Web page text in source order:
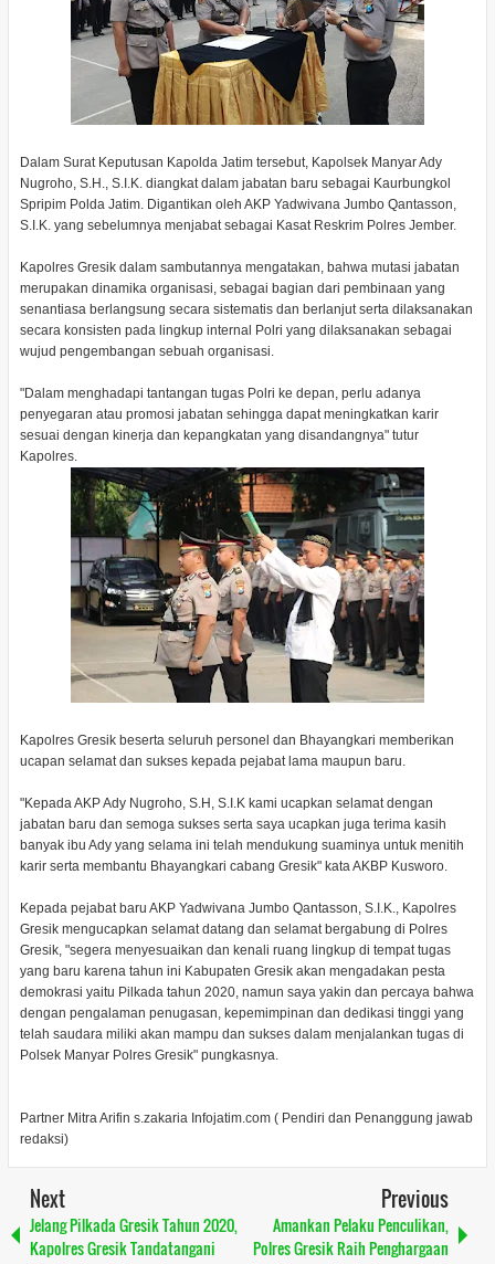
Dalam Surat Keputusan Kapolda Jatim tersebut, Kapolsek Manyar Ady
Nugroho, S.H., S.I.K. diangkat dalam jabatan baru sebagai Kaurbungkol
Spripim Polda Jatim. Digantikan oleh AKP Yadwivana Jumbo Qantasson,
S.I.K. yang sebelumnya menjabat sebagai Kasat Reskrim Polres Jember.
Kapolres Gresik dalam sambutannya mengatakan, bahwa mutasi jabatan
merupakan dinamika organisasi, sebagai bagian dari pembinaan yang
senantiasa berlangsung secara sistematis dan berlanjut serta dilaksanakan
secara konsisten pada lingkup internal Polri yang dilaksanakan sebagai
wujud pengembangan sebuah organisasi.
"Dalam menghadapi tantangan tugas Polri ke depan, perlu adanya
penyegaran atau promosi jabatan sehingga dapat meningkatkan karir
sesuai dengan kinerja dan kepangkatan yang disandangnya" tutur
Kapolres.
Kapolres Gresik beserta seluruh personel dan Bhayangkari memberikan
ucapan selamat dan sukses kepada pejabat lama maupun baru.
"Kepada AKP Ady Nugroho, S.H, S.I.K kami ucapkan selamat dengan
jabatan baru dan semoga sukses serta saya ucapkan juga terima kasih
banyak ibu Ady yang selama ini telah mendukung suaminya untuk menitih
karir serta membantu Bhayangkari cabang Gresik" kata AKBP Kusworo.
Kepada pejabat baru AKP Yadwivana Jumbo Qantasson, S.I.K., Kapolres
Gresik mengucapkan selamat datang dan selamat bergabung di Polres
Gresik, "segera menyesuaikan dan kenali ruang lingkup di tempat tugas
yang baru karena tahun ini Kabupaten Gresik akan mengadakan pesta
demokrasi yaitu Pilkada tahun 2020, namun saya yakin dan percaya bahwa
dengan pengalaman penugasan, kepemimpinan dan dedikasi tinggi yang
telah saudara miliki akan mampu dan sukses dalam menjalankan tugas di
Polsek Manyar Polres Gresik" pungkasnya.
Partner Mitra Arifin s.zakaria Infojatim.com ( Pendiri dan Penanggung jawab
redaksi)
Next
Jelang Pilkada Gresik Tahun 2020,
Kapolres Gresik Tandatangani
Previous
Amankan Pelaku Penculikan,
Polres Gresik Raih Penghargaan